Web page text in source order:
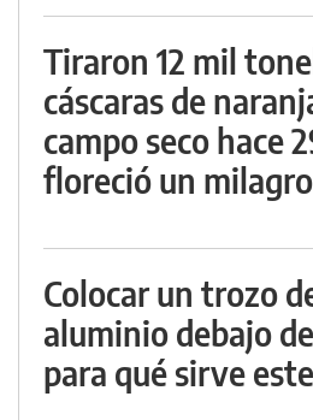
Tiraron 12 mil
cáscaras de
campo seco hace
floreció un milagro
Colocar un trozo
aluminio debajo
para qué sirve